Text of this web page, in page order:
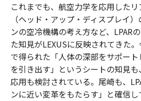
これまでも、航空力学を応用した
（ヘッド・アップ・ディスプレイ
ンの空冷機構の考え方など、LPAR
た知見がLEXUSに反映されてきた
で得られた「人体の深部をサポー
を引き出す」というシートの知見
応用も検討されている。尾崎も、
ンに近い変革をもたらす」と確信し